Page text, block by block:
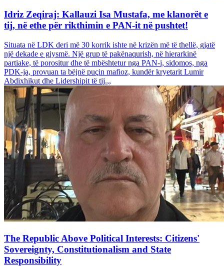
Idriz Zeqiraj: Kallauzi Isa Mustafa, me klanorët e
tij, në ethe për rikthimin e PAN-it në pushtet!
Situata në LDK deri më 30 korrik ishte në krizën më të thellë, gjatë
një dekade e gjysmë. Një grup të pakënaqurish, në hierarkinë
partiake, të porositur dhe të mbështetur nga PAN-i, sidomos, nga
PDK-ja, provuan ta bëjnë puçin mafioz, kundër kryetarit Lumir
Abdixhikut dhe Lidershipit të tij.,,
The Republic Above Political Interests: Citizens'
Sovereignty, Constitutionalism and State
Responsibility